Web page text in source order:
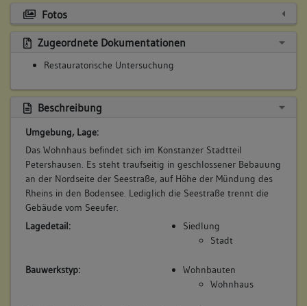
Fotos
Zugeordnete Dokumentationen
Restauratorische Untersuchung
Beschreibung
Umgebung, Lage:
Das Wohnhaus befindet sich im Konstanzer Stadtteil
Petershausen. Es steht traufseitig in geschlossener Bebauung
an der Nordseite der Seestraße, auf Höhe der Mündung des
Rheins in den Bodensee. Lediglich die Seestraße trennt die
Gebäude vom Seeufer.
Lagedetail:
Siedlung
Stadt
Bauwerkstyp:
Wohnbauten
Wohnhaus